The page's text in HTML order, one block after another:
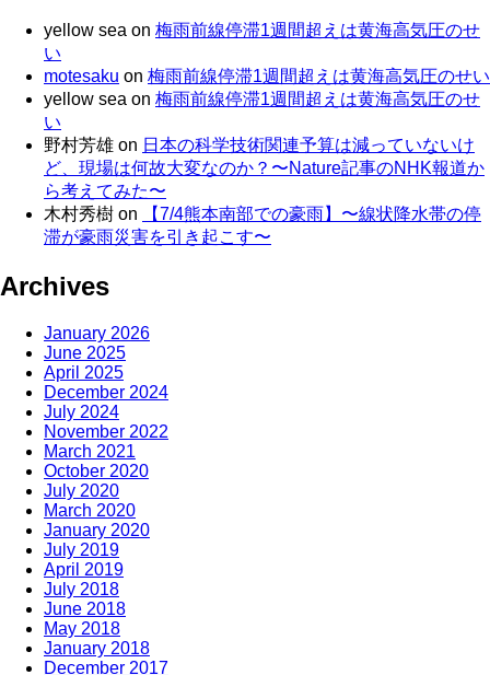
yellow sea on 梅雨前線停滞1週間超えは黄海高気圧のせ
い
motesaku on 梅雨前線停滞1週間超えは黄海高気圧のせい
yellow sea on 梅雨前線停滞1週間超えは黄海高気圧のせ
い
野村芳雄 on 日本の科学技術関連予算は減っていないけ
ど、現場は何故大変なのか？〜Nature記事のNHK報道か
ら考えてみた〜
木村秀樹 on
【7/4熊本南部での豪雨】〜線状降水帯の停
滞が豪雨災害を引き起こす〜
Archives
January 2026
June 2025
April 2025
December 2024
July 2024
November 2022
March 2021
October 2020
July 2020
March 2020
January 2020
July 2019
April 2019
July 2018
June 2018
May 2018
January 2018
December 2017